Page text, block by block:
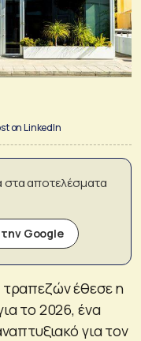
on LinkedIn
αποτελέσματα
Google
έθεσε η
το 2026, ένα
για τον